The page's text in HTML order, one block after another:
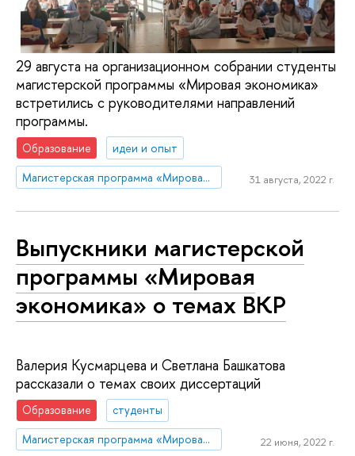
29 августа на организационном собрании студенты
магистерской программы «Мировая экономика»
встретились с руководителями направлений
программы.
Образование
идеи и опыт
Магистерская программа «Мировая экономика»
31 августа, 2022 г.
Выпускники магистерской
программы «Мировая
экономика» о темах ВКР
Валерия Кусмарцева и Светлана Башкатова
рассказали о темах своих диссертаций
Образование
студенты
Магистерская программа «Мировая экономика»
22 июня, 2022 г.